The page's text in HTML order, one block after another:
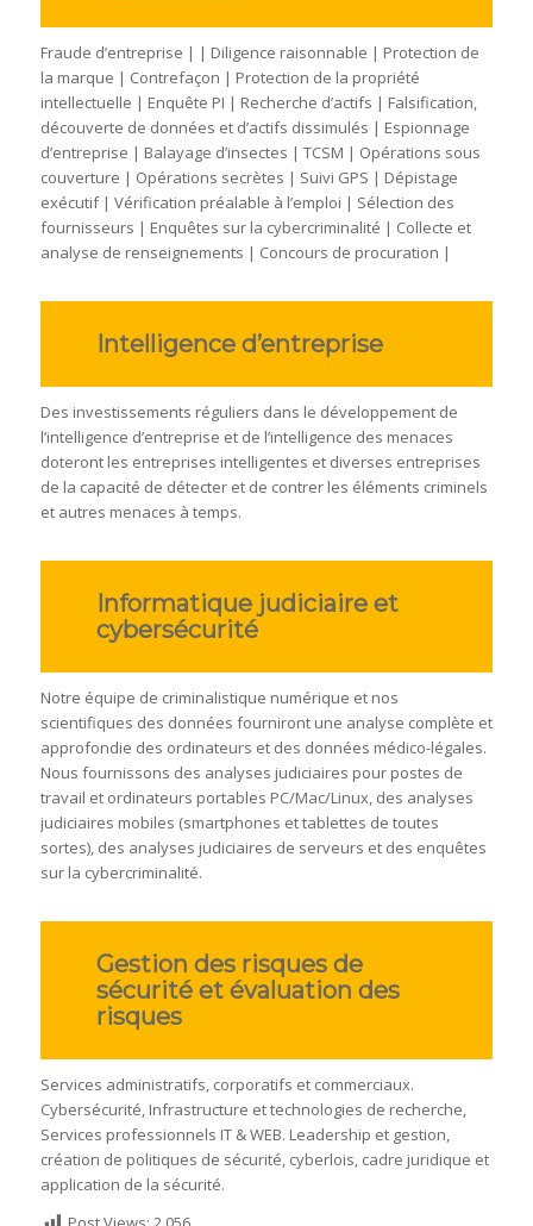
Fraude d’entreprise | | Diligence raisonnable | Protection de
la marque | Contrefaçon | Protection de la propriété
intellectuelle | Enquête PI | Recherche d’actifs | Falsification,
découverte de données et d’actifs dissimulés | Espionnage
d’entreprise | Balayage d’insectes | TCSM | Opérations sous
couverture | Opérations secrètes | Suivi GPS | Dépistage
exécutif | Vérification préalable à l’emploi | Sélection des
fournisseurs | Enquêtes sur la cybercriminalité | Collecte et
analyse de renseignements | Concours de procuration |
Intelligence d’entreprise
Des investissements réguliers dans le développement de
l’intelligence d’entreprise et de l’intelligence des menaces
doteront les entreprises intelligentes et diverses entreprises
de la capacité de détecter et de contrer les éléments criminels
et autres menaces à temps.
Informatique judiciaire et
cybersécurité
Notre équipe de criminalistique numérique et nos
scientifiques des données fourniront une analyse complète et
approfondie des ordinateurs et des données médico-légales.
Nous fournissons des analyses judiciaires pour postes de
travail et ordinateurs portables PC/Mac/Linux, des analyses
judiciaires mobiles (smartphones et tablettes de toutes
sortes), des analyses judiciaires de serveurs et des enquêtes
sur la cybercriminalité.
Gestion des risques de
sécurité et évaluation des
risques
Services administratifs, corporatifs et commerciaux.
Cybersécurité, Infrastructure et technologies de recherche,
Services professionnels IT & WEB. Leadership et gestion,
création de politiques de sécurité, cyberlois, cadre juridique et
application de la sécurité.